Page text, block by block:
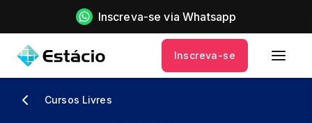
Inscreva-se via Whatsapp
Inscreva-se
Cursos Livres